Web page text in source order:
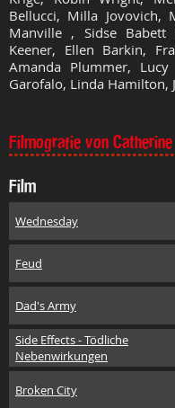
Bellucci, Milla Jovovich,
Manville , Sidse Babett
Keener, Ellen Barkin,
Amanda Plummer, Lucy
Garofalo, Linda Hamilton,
Filmografie von
Film
Wednesday
Feud
Dad's Army
Side Effects - Tödliche
Nebenwirkungen
Broken City